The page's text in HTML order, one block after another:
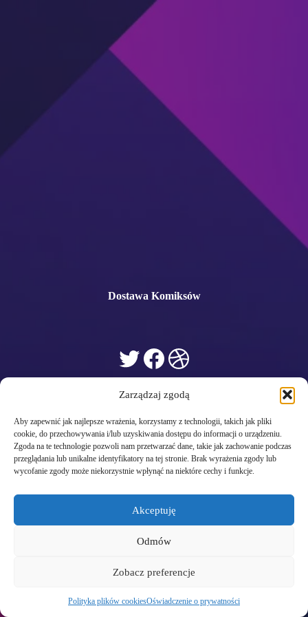
Zarządzaj zgodą
Aby zapewnić jak najlepsze wrażenia, korzystamy z technologii, takich jak pliki
cookie, do przechowywania i/lub uzyskiwania dostępu do informacji o urządzeniu.
Zgoda na te technologie pozwoli nam przetwarzać dane, takie jak zachowanie podczas
przeglądania lub unikalne identyfikatory na tej stronie. Brak wyrażenia zgody lub
wycofanie zgody może niekorzystnie wpłynąć na niektóre cechy i funkcje.
Akceptuję
Odmów
Zobacz preferencje
Polityka plików cookiesOświadczenie o prywatności
Dostawa Komiksów
Twitter
Facebook
Dribbble